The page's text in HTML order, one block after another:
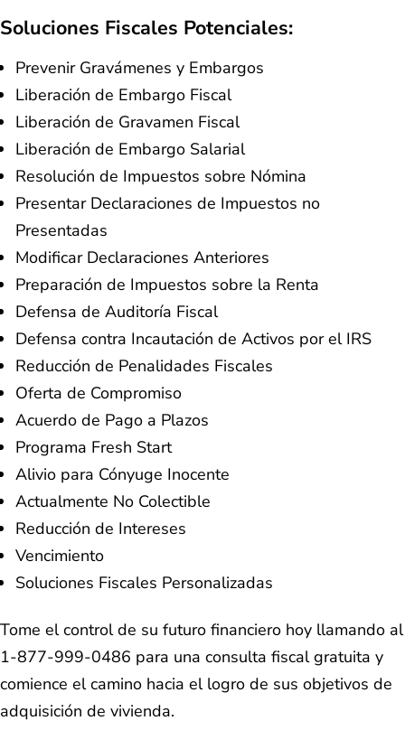
Soluciones Fiscales Potenciales:
Prevenir Gravámenes y Embargos
Liberación de Embargo Fiscal
Liberación de Gravamen Fiscal
Liberación de Embargo Salarial
Resolución de Impuestos sobre Nómina
Presentar Declaraciones de Impuestos no
Presentadas
Modificar Declaraciones Anteriores
Preparación de Impuestos sobre la Renta
Defensa de Auditoría Fiscal
Defensa contra Incautación de Activos por el IRS
Reducción de Penalidades Fiscales
Oferta de Compromiso
Acuerdo de Pago a Plazos
Programa Fresh Start
Alivio para Cónyuge Inocente
Actualmente No Colectible
Reducción de Intereses
Vencimiento
Soluciones Fiscales Personalizadas
Tome el control de su futuro financiero hoy llamando al
1-877-999-0486 para una consulta fiscal gratuita y
comience el camino hacia el logro de sus objetivos de
adquisición de vivienda.